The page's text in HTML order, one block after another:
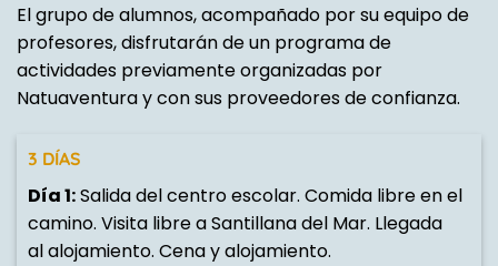
El grupo de alumnos, acompañado por su equipo de
profesores, disfrutarán de un programa de
actividades previamente organizadas por
Natuaventura y con sus proveedores de confianza.
3 DÍAS
Día 1:Salida del centro escolar. Comida libre en el
camino. Visita libre a Santillana del Mar. Llegada
al alojamiento. Cena y alojamiento.